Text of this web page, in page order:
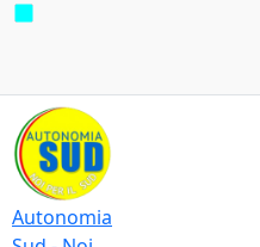
Autonomia